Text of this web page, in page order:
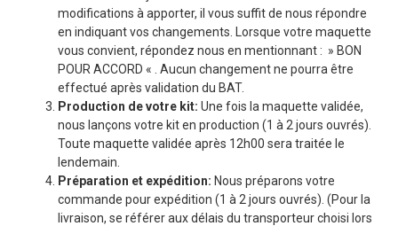
modifications à apporter, il vous suffit de nous répondre
en indiquant vos changements. Lorsque votre maquette
vous convient, répondez nous en mentionnant : » BON
POUR ACCORD « . Aucun changement ne pourra être
effectué après validation du BAT.
Production de votre kit: Une fois la maquette validée,
nous lançons votre kit en production (1 à 2 jours ouvrés).
Toute maquette validée après 12h00 sera traitée le
lendemain.
Préparation et expédition: Nous préparons votre
commande pour expédition (1 à 2 jours ouvrés). (Pour la
livraison, se référer aux délais du transporteur choisi lors